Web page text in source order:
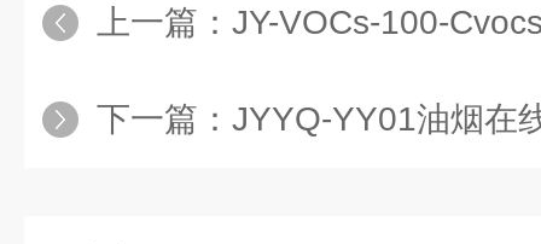
上一篇： JY-VOCs-100-Cvocs固
下一篇： JYYQ-YY01油烟在